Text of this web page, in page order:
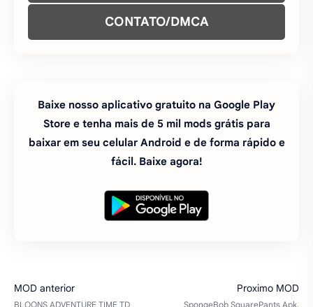
CONTATO/DMCA
Baixe nosso aplicativo gratuito na Google Play
Store e tenha mais de 5 mil mods grátis para
baixar em seu celular Android e de forma rápido e
fácil. Baixe agora!